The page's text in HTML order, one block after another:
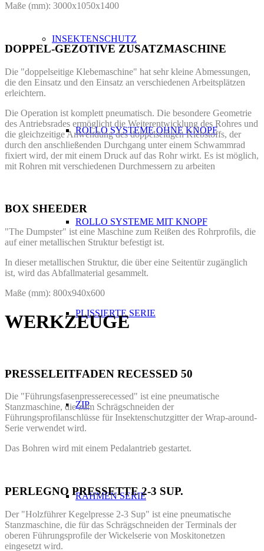
INSEKTENSCHUTZ
ROLLO SYSTEME OHNE KNOPF
ROLLO SYSTEME MIT KNOPF
PLISSIERTE SERIE
ZIP
RAHMEN SERIE
Maße (mm): 3000x1050x1400
DOPPEL-GEZOTIVE ZUSATZMASCHINE
Die "doppelseitige Klebemaschine" hat sehr kleine Abmessungen,
die den Einsatz und den Einsatz an verschiedenen Arbeitsplätzen
erleichtern.
Die Operation ist komplett pneumatisch. Die besondere Geometrie
des Antriebsrades ermöglicht die Weiterentwicklung des Rohres und
die gleichzeitige Anwendung des doppelseitigen Klebstoffs, der
durch den anschließenden Durchgang unter einem Schwammrad
fixiert wird, der mit einem Druck auf das Rohr wirkt. Es ist möglich,
mit Rohren mit verschiedenen Durchmessern zu arbeiten
BOX SHEEDER
"The Dumpster" ist eine Maschine zum Reißen des Rohrprofils, die
auf einer metallischen Struktur befestigt ist.
In dieser metallischen Struktur, die über eine Seitentür zugänglich
ist, wird das Abfallmaterial gesammelt.
Maße (mm): 800x940x600
WERKZEUGE
PRESSELEITFADEN RECESSED 50
Die "Führungsfasenpresserecessed" ist eine pneumatische
Stanzmaschine, die zum Schrägschneiden der
Führungsprofilanschlüsse für Insektenschutzgitter der Wrap-around-
Serie verwendet wird.
Das Bohren wird mit einem Pedalantrieb gestartet.
PERLEGNO PRESSETTE 2-3 SUP.
Der "Holzführer Kegelpresse 2-3 Sup" ist eine pneumatische
Stanzmaschine, die für das Schrägschneiden der Terminals der
oberen Führungsprofile der Wickelserie von Moskitonetzen
eingesetzt wird.